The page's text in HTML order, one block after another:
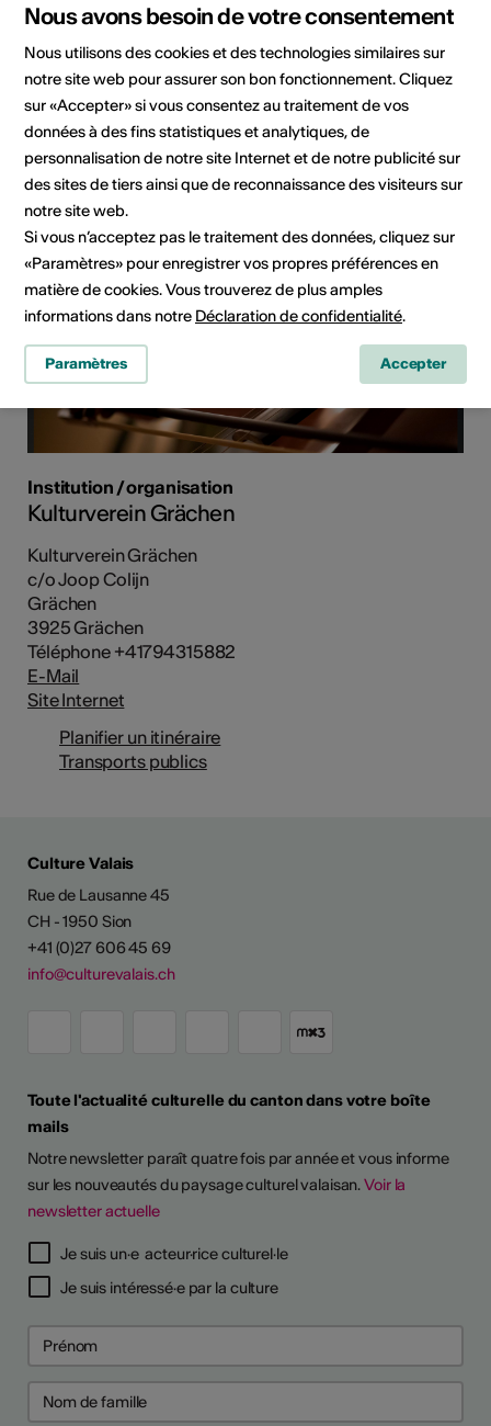
D'ARTISTES
c/o Joop Colijn, 3925 Grächen
Planifier un itinéraire
Transports publics
Institution / organisation
Kulturverein Grächen
Kulturverein Grächen
c/o Joop Colijn
Grächen
3925 Grächen
Téléphone +41794315882
E-Mail
Site Internet
Planifier un itinéraire
Transports publics
Culture Valais
Rue de Lausanne 45
CH - 1950 Sion
+41 (0)27 606 45 69
info@culturevalais.ch
Toute l'actualité culturelle du canton dans votre boîte
mails
Notre newsletter paraît quatre fois par année et vous informe
sur les nouveautés du paysage culturel valaisan.Voir la
newsletter actuelle
Je suis un·e acteur·rice culturel·le
Je suis intéressé·e par la culture
Nous avons besoin de votre consentement
Nous utilisons des cookies et des technologies similaires sur
notre site web pour assurer son bon fonctionnement. Cliquez
sur «Accepter» si vous consentez au traitement de vos
données à des fins statistiques et analytiques, de
personnalisation de notre site Internet et de notre publicité sur
des sites de tiers ainsi que de reconnaissance des visiteurs sur
notre site web.
Si vous n’acceptez pas le traitement des données, cliquez sur
«Paramètres» pour enregistrer vos propres préférences en
matière de cookies. Vous trouverez de plus amples
informations dans notre Déclaration de confidentialité.
Paramètres Accepter